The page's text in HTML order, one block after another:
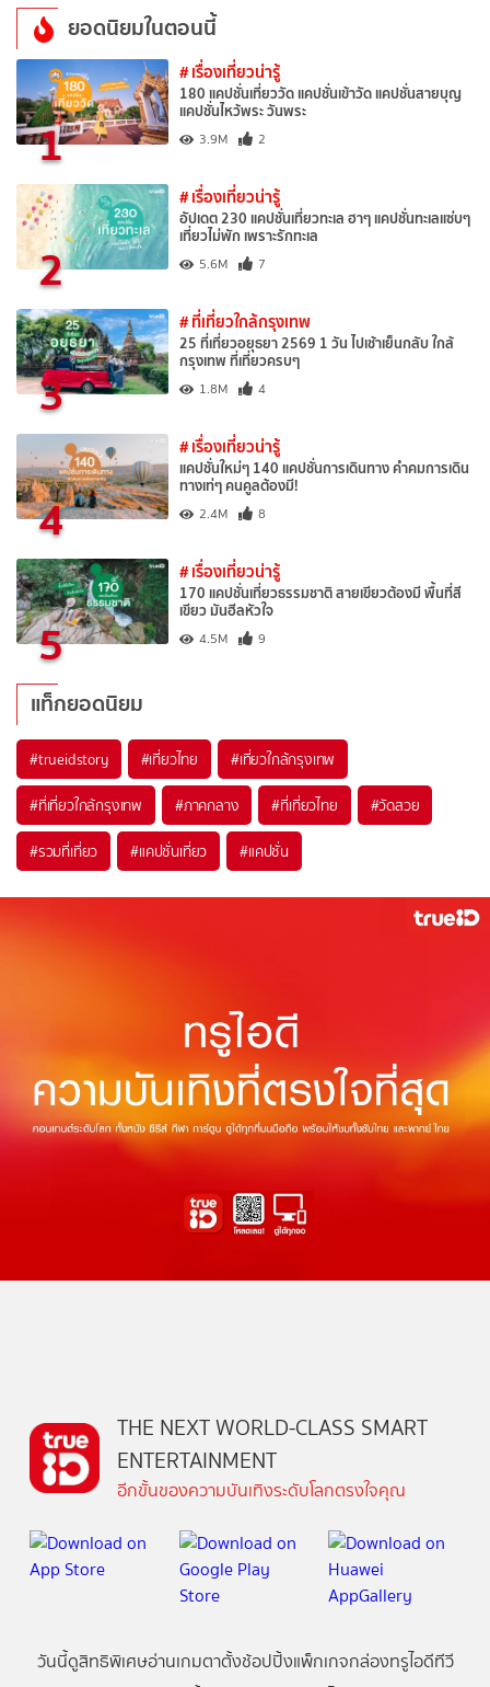
ยอดนิยมในตอนนี้
1
# เรื่องเที่ยวน่ารู้
180 แคปชั่นเที่ยววัด แคปชั่นเข้าวัด แคปชั่นสายบุญ
แคปชั่นไหว้พระ วันพระ
3.9M 2
2
# เรื่องเที่ยวน่ารู้
อัปเดต 230 แคปชั่นเที่ยวทะเล ฮาๆ แคปชั่นทะเลแซ่บๆ
เที่ยวไม่พัก เพราะรักทะเล
5.6M 7
3
# ที่เที่ยวใกล้กรุงเทพ
25 ที่เที่ยวอยุธยา 2569 1 วัน ไปเช้าเย็นกลับ ใกล้
กรุงเทพ ที่เที่ยวครบๆ
1.8M 4
4
# เรื่องเที่ยวน่ารู้
แคปชั่นใหม่ๆ 140 แคปชั่นการเดินทาง คำคมการเดิน
ทางเท่ๆ คนคูลต้องมี!
2.4M 8
5
# เรื่องเที่ยวน่ารู้
170 แคปชั่นเที่ยวธรรมชาติ สายเขียวต้องมี พื้นที่สี
เขียว มันฮีลหัวใจ
4.5M 9
แท็กยอดนิยม
#trueidstory #เที่ยวไทย #เที่ยวใกล้กรุงเทพ
#ที่เที่ยวใกล้กรุงเทพ #ภาคกลาง #ที่เที่ยวไทย #วัดสวย
#รวมที่เที่ยว #แคปชั่นเที่ยว #แคปชั่น
THE NEXT WORLD-CLASS SMART
ENTERTAINMENT
อีกขั้นของความบันเทิงระดับโลกตรงใจคุณ
วันนี้ดูสิทธิพิเศษอ่านเกมตาตั้งช้อปปิ้งแพ็กเกจกล่องทรูไอดีทีวี